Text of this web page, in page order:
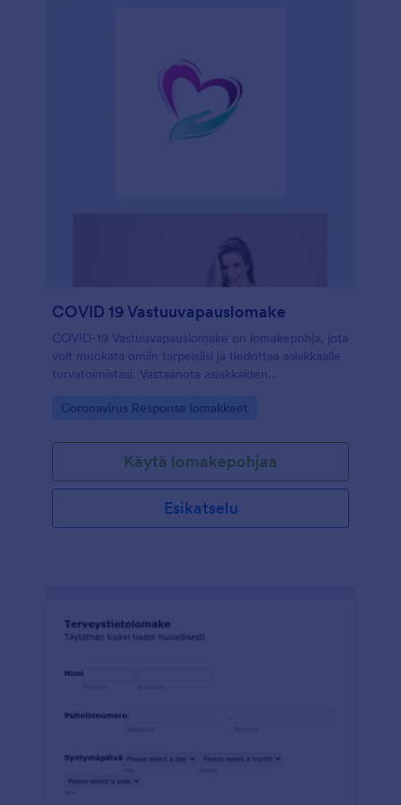
COVID 19 Vastuuvapauslomake
COVID-19 Vastuuvapauslomake on lomakepohja, jota
voit muokata omiin tarpeisiisi ja tiedottaa asiakkaalle
turvatoimistasi. Vastaanota asiakkaiden
Go to Category:
Coronavirus Response lomakkeet
Käytä lomakepohjaa
Esikatselu